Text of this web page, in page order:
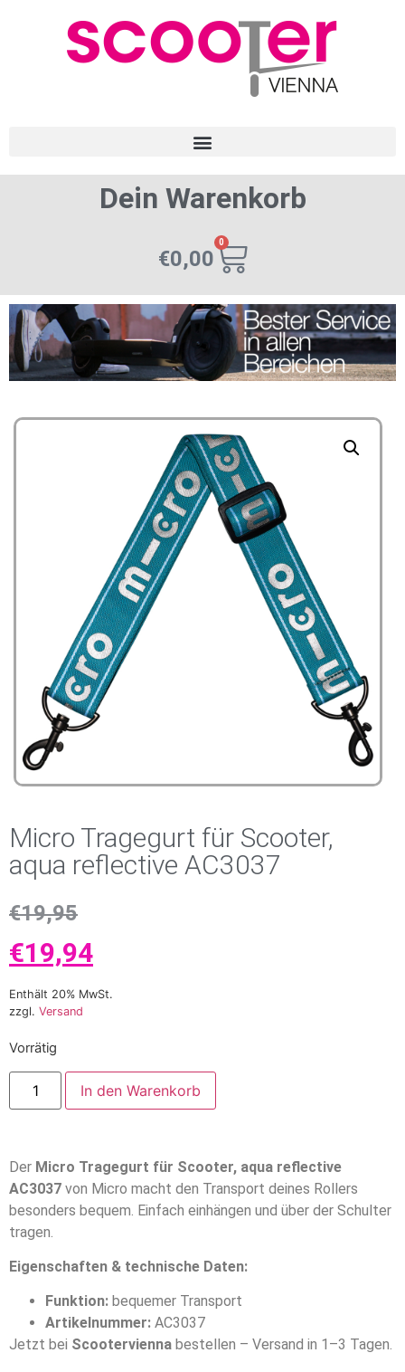
Dein Warenkorb
€0,00
0
Micro Tragegurt für Scooter,
aqua reflective AC3037
€19,95
€19,94
Enthält 20% MwSt.
zzgl. Versand
Vorrätig
In den Warenkorb
Der Micro Tragegurt für Scooter, aqua reflective
AC3037 von Micro macht den Transport deines Rollers
besonders bequem. Einfach einhängen und über der Schulter
tragen.
Eigenschaften & technische Daten:
Funktion: bequemer Transport
Artikelnummer: AC3037
Jetzt bei Scootervienna bestellen – Versand in 1–3 Tagen.